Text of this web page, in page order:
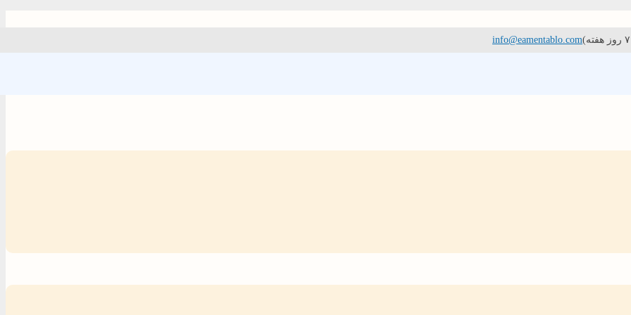
info@eamentablo.com